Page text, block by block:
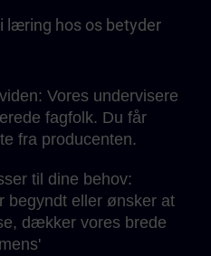
læring hos os betyder
Vores undervisere
fagfolk. Du får
fra producenten.
til dine behov:
begyndt eller ønsker at
dækker vores brede